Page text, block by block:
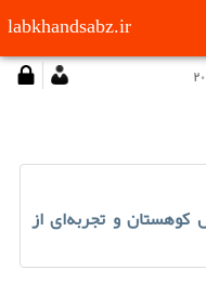
labkhandsabz.ir
و تجربه‌ای از